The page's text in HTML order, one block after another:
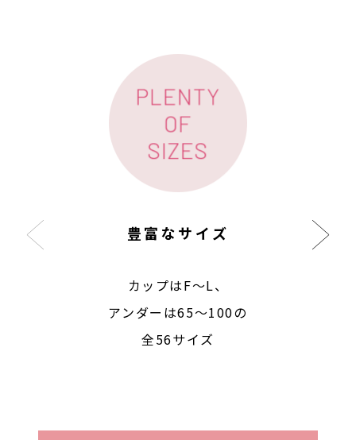
豊富なサイズ
カップはF〜L、
アンダーは65〜100の
全56サイズ